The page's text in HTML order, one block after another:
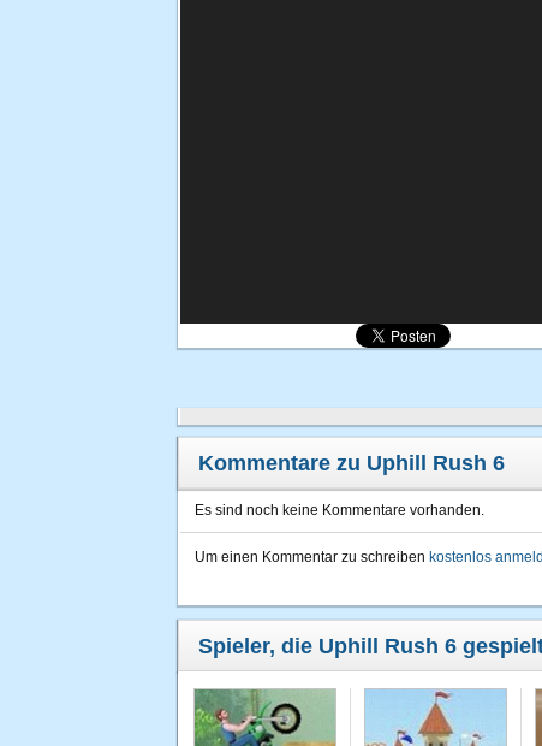
Kommentare zu Uphill Rush 6
Es sind noch keine Kommentare vorhanden.
Um einen Kommentar zu schreiben kostenlos
Spieler, die Uphill Rush 6